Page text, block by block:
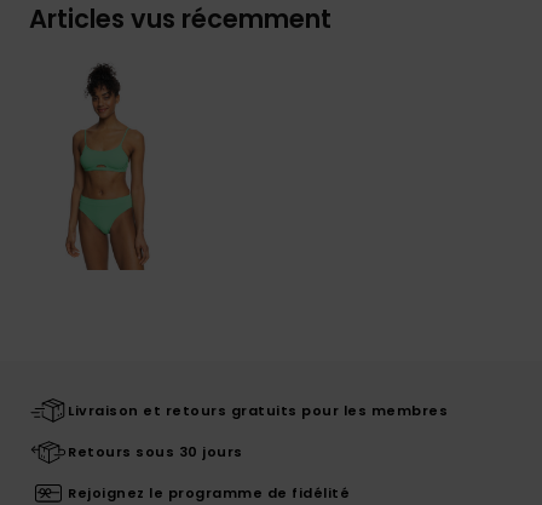
Articles vus récemment
Livraison et retours gratuits pour les membres
Retours sous 30 jours
Rejoignez le programme de fidélité